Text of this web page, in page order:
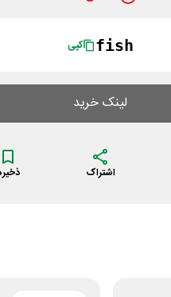
fish کپی
لینک خرید
اشتراک